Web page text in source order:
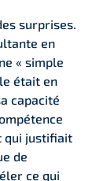
surprises.
en
« simple
était en
capacité
qui justifiait
de
ce qui